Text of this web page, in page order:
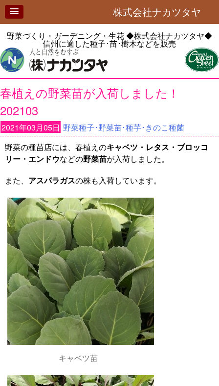
株式会社ナカツタヤ
野菜づくり・ガーデニング・生花◆株式会社ナカツタヤ◆
信州に適した種子･苗･樹木などを販売
春植えの野菜苗が入荷しました！
202103
2021年03月05日 野菜種子･野菜苗･種芋･きのこ種菌
野菜の種苗店には、春植えのキャベツ・レタス・ブロッコ
リー・エンドウなどの野菜苗が入荷しました。
また、 アスパラガスの株も入荷しています。
キャベツ苗